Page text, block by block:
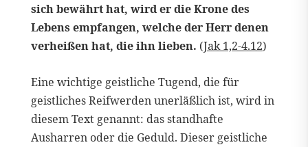
sich bewährt hat, wird er die Krone des
Lebens empfangen, welche der Herr denen
verheißen hat, die ihn lieben. (Jak 1,2-4.12)
Eine wichtige geistliche Tugend, die für
geistliches Reifwerden unerläßlich ist, wird in
diesem Text genannt: das standhafte
Ausharren oder die Geduld. Dieser geistliche